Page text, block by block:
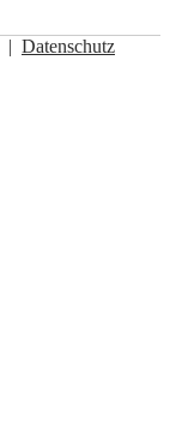
| Datenschutz